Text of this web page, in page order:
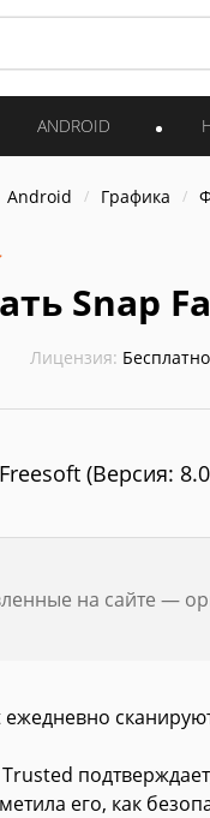
ANDROID
Android Графика
Snap
Лицензия:
(Версия:
на сайте —
его, как